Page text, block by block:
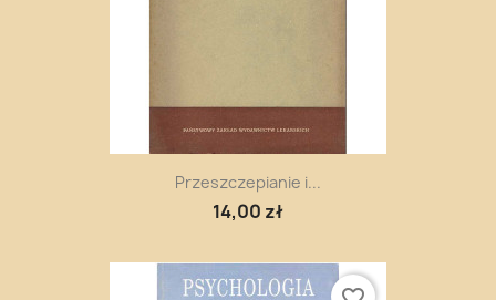
Przeszczepianie i...
14,00 zł